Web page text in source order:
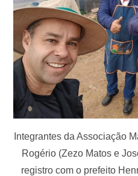
Integrantes da Associação
Rogério (Zezo Matos e
registro com o prefeito